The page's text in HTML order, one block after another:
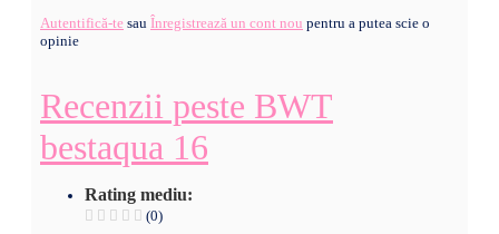
Autentifică-te sau Înregistrează un cont nou pentru a putea scie o
opinie
Recenzii peste BWT
bestaqua 16
Rating mediu:
(0)